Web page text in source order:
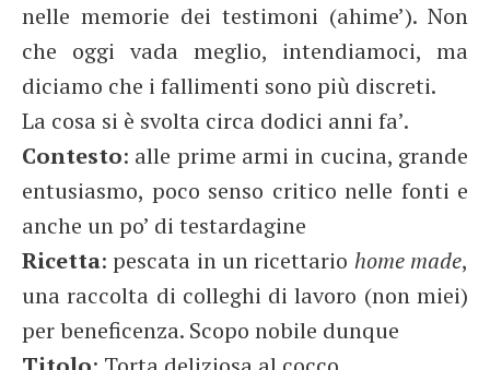
nelle memorie dei testimoni (ahime’). Non
che oggi vada meglio, intendiamoci, ma
diciamo che i fallimenti sono più discreti.
La cosa si è svolta circa dodici anni fa’.
Contesto: alle prime armi in cucina, grande
entusiasmo, poco senso critico nelle fonti e
anche un po’ di testardagine
Ricetta: pescata in un ricettario home made,
una raccolta di colleghi di lavoro (non miei)
per beneficenza. Scopo nobile dunque